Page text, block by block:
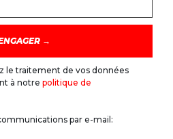
le traitement de vos données
à notre politique de
par e-mail: